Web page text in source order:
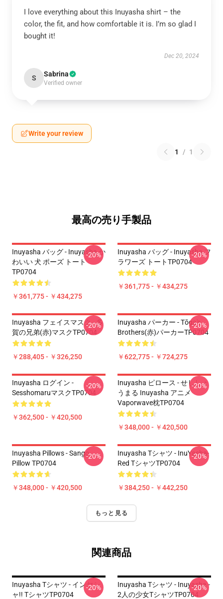
I love everything about this Inuyasha shirt – the
color, the fit, and how comfortable it is. I’m so glad I
bought it!
Dec 20, 2024
S Sabrina
Verified owner
Write your review
1 / 1
最高の売り手製品
Inuyasha バッグ - Inuyasha か
わいい 犬 ポーズ トート
TP0704
￥361,775 - ￥434,275
-20%
Inuyasha バッグ - Inuyasha フ
ラワーズ トートTP0704
￥361,775 - ￥434,275
-20%
Inuyasha フェイスマスク - 多
賀の兄弟(赤)マスクTP0704
￥288,405 - ￥326,250
-20%
Inuyasha パーカー - Tōga's
Brothers(赤)パーカーTP0704
￥622,775 - ￥724,275
-20%
Inuyasha ログイン -
SesshomaruマスクTP0704
￥362,500 - ￥420,500
-20%
Inuyasha ピロース - せししょ
うまる Inuyasha アニメ
Vaporwave枕TP0704
￥348,000 - ￥420,500
-20%
Inuyasha Pillows - Sango
Pillow TP0704
￥348,000 - ￥420,500
-20%
Inuyasha Tシャツ - InuYasha-
Red TシャツTP0704
￥384,250 - ￥442,250
-20%
もっと見る
関連商品
Inuyasha Tシャツ - インヤシ
ャ!! TシャツTP0704
-20%
Inuyasha Tシャツ - Inuyasha -
2人の少女TシャツTP0704
-20%